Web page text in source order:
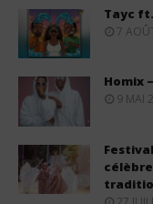
Tayc
7
Homix
9 MAI